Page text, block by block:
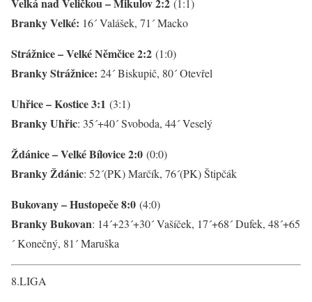
Branky Velké: 16´ Valášek, 71´ Macko
Strážnice – Velké Němčice 2:2 (1:0)
Branky Strážnice: 24´ Biskupič, 80´ Otevřel
Uhřice – Kostice 3:1 (3:1)
BrankyUhřic: 35´+40´ Svoboda, 44´ Veselý
Ždánice – Velké Bílovice 2:0 (0:0)
Branky Ždánic: 52´(PK) Marčík, 76´(PK) Štipčák
Bukovany – Hustopeče 8:0 (4:0)
BrankyBukovan: 14´+23´+30´ Vašíček, 17´+68´ Dufek, 48´+65
´ Konečný, 81´ Maruška
8.LIGA